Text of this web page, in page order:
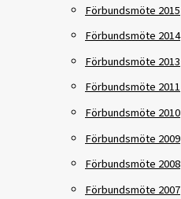
Förbundsmöte 2015
Förbundsmöte 2014
Förbundsmöte 2013
Förbundsmöte 2011
Förbundsmöte 2010
Förbundsmöte 2009
Förbundsmöte 2008
Förbundsmöte 2007